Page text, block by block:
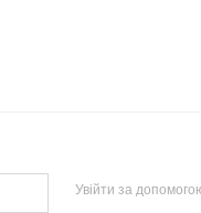
Увійти за